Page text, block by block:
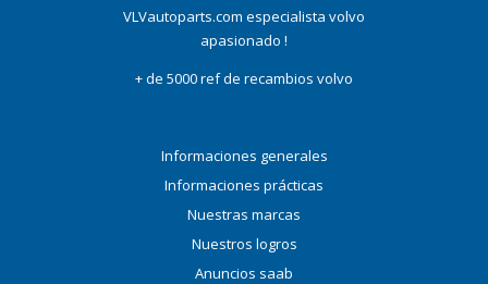
VLVautoparts.com especialista volvo
apasionado !
+ de 5000 ref de recambios volvo
Informaciones generales
Informaciones prácticas
Nuestras marcas
Nuestros logros
Anuncios saab